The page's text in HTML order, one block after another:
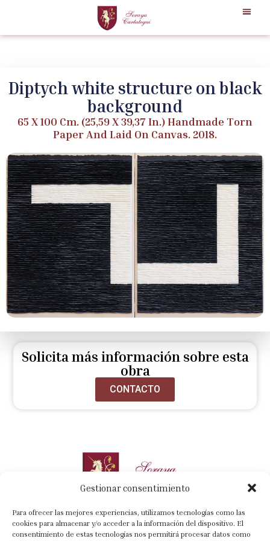
Gestionar consentimiento
Para ofrecer las mejores experiencias, utilizamos tecnologías como las
cookies para almacenar y/o acceder a la información del dispositivo. El
consentimiento de estas tecnologías nos permitirá procesar datos como
Diptych white structure on black
background
65 X 100 Cm. (25,59 X 39,37 In.) Handmade Torn
Paper And Laid On Canvas. 2018.
Solicita más información sobre esta
obra
CONTACTO